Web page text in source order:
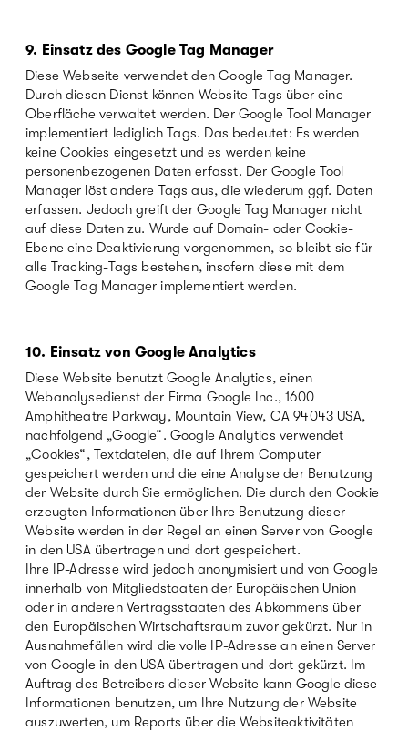
9. Einsatz des Google Tag Manager
Diese Webseite verwendet den Google Tag Manager.
Durch diesen Dienst können Website-Tags über eine
Oberfläche verwaltet werden. Der Google Tool Manager
implementiert lediglich Tags. Das bedeutet: Es werden
keine Cookies eingesetzt und es werden keine
personenbezogenen Daten erfasst. Der Google Tool
Manager löst andere Tags aus, die wiederum ggf. Daten
erfassen. Jedoch greift der Google Tag Manager nicht
auf diese Daten zu. Wurde auf Domain- oder Cookie-
Ebene eine Deaktivierung vorgenommen, so bleibt sie für
alle Tracking-Tags bestehen, insofern diese mit dem
Google Tag Manager implementiert werden.
10. Einsatz von Google Analytics
Diese Website benutzt Google Analytics, einen
Webanalysedienst der Firma Google Inc., 1600
Amphitheatre Parkway, Mountain View, CA 94043 USA,
nachfolgend „Google“. Google Analytics verwendet
„Cookies“, Textdateien, die auf Ihrem Computer
gespeichert werden und die eine Analyse der Benutzung
der Website durch Sie ermöglichen. Die durch den Cookie
erzeugten Informationen über Ihre Benutzung dieser
Website werden in der Regel an einen Server von Google
in den USA übertragen und dort gespeichert.
Ihre IP-Adresse wird jedoch anonymisiert und von Google
innerhalb von Mitgliedstaaten der Europäischen Union
oder in anderen Vertragsstaaten des Abkommens über
den Europäischen Wirtschaftsraum zuvor gekürzt. Nur in
Ausnahmefällen wird die volle IP-Adresse an einen Server
von Google in den USA übertragen und dort gekürzt. Im
Auftrag des Betreibers dieser Website kann Google diese
Informationen benutzen, um Ihre Nutzung der Website
auszuwerten, um Reports über die Websiteaktivitäten